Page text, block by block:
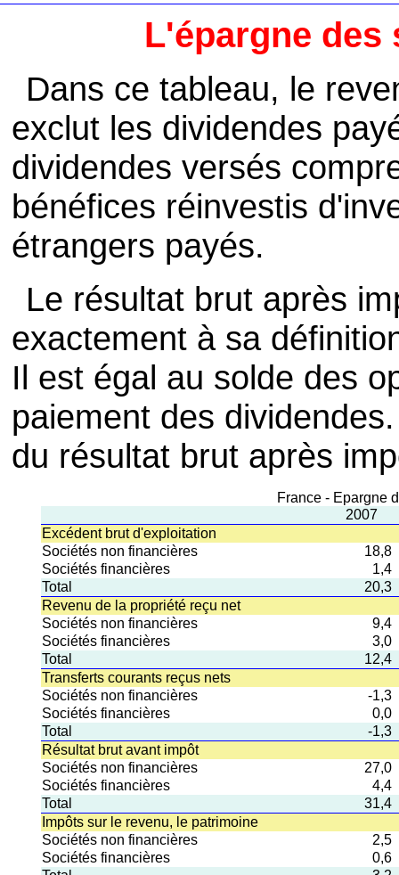
L'épargne des
Dans ce tableau, le
exclut les dividendes
dividendes versés
bénéfices réinvestis
étrangers payés.
Le résultat brut après
exactement à sa
Il est égal au solde des
paiement des
du résultat brut après
France - Epargne
2007
Excédent brut d'exploitation
Sociétés non financières
18,8
Sociétés financières
1,4
Total
20,3
Revenu de la propriété reçu net
Sociétés non financières
9,4
Sociétés financières
3,0
Total
12,4
Transferts courants reçus nets
Sociétés non financières
-1,3
Sociétés financières
0,0
Total
-1,3
Résultat brut avant impôt
Sociétés non financières
27,0
Sociétés financières
4,4
Total
31,4
Impôts sur le revenu, le patrimoine
Sociétés non financières
2,5
Sociétés financières
0,6